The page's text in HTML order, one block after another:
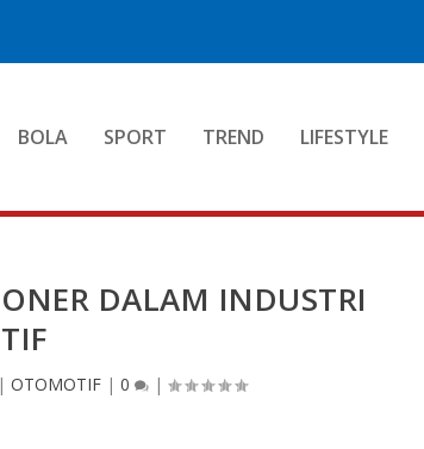
BOLA SPORT TREND LIFESTYLE
DALAM INDUSTRI
|OTOMOTIF |0 |